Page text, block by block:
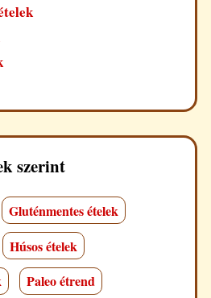
szerint
Gluténmentes ételek
Húsos ételek
Paleo étrend